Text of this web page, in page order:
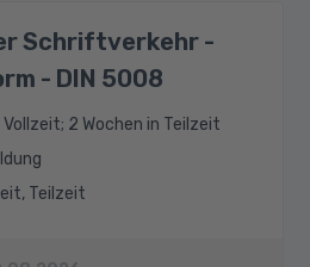
Schriftverkehr -
- DIN 5008
Vollzeit; 2 Wochen in Teilzeit
Teilzeit